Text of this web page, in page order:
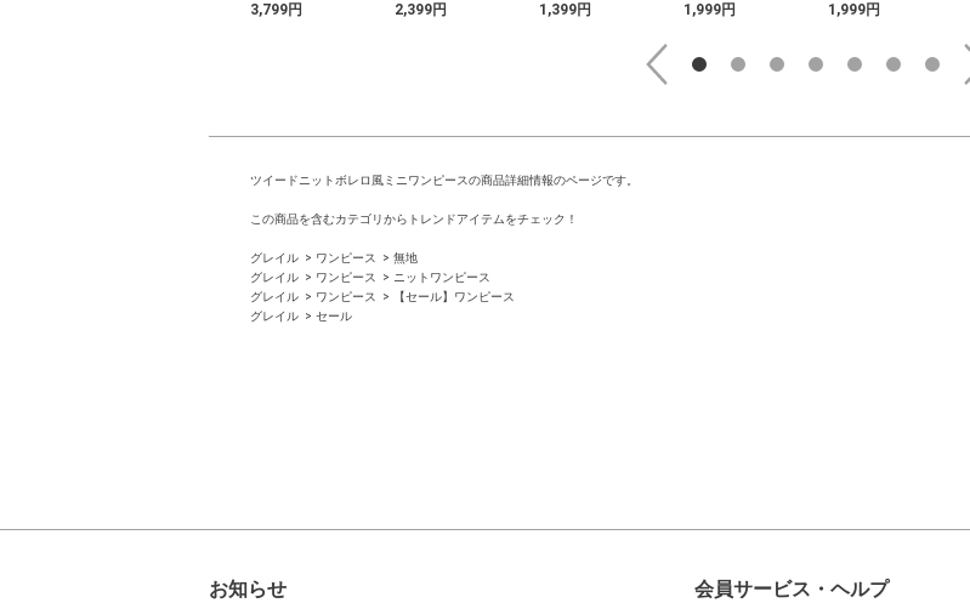
3,799円 2,399円 1,399円 1,999円 1,999円
ツイードニットボレロ風ミニワンピースの商品詳細情報のページです。
この商品を含むカテゴリからトレンドアイテムをチェック！
グレイル ワンピース
無地
グレイル
ワンピース
ニットワンピース
グレイル
ワンピース
【セール】ワンピース
グレイル
セール
お知らせ 会員サービス・ヘルプ